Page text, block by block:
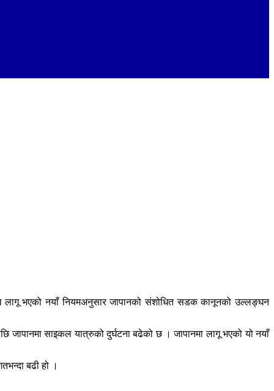
लागू भएको नयाँ नियमअनुसार जापानको संशोधित सडक कानूनको उल्लङ्घन
जापानमा साइकल यात्रुको दुर्घटना बढेको छ । जापानमा लागू भएको यो नयाँ
बढी हो ।